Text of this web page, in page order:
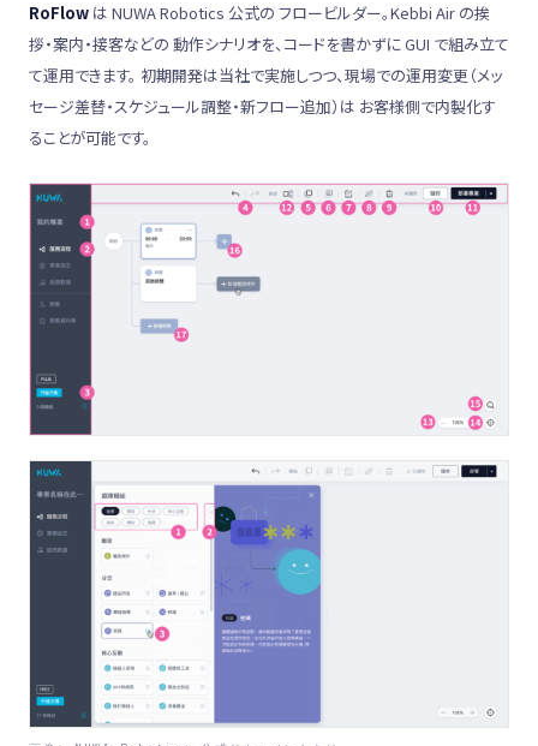
RoFlow は NUWA Robotics 公式の フロービルダー。Kebbi Air の挨
拶・案内・接客などの 動作シナリオを、コードを書かずに GUI で組み立て
て運用できます。 初期開発は当社で実施しつつ、現場での運用変更（メッ
セージ差替・スケジュール調整・新フロー追加）は お客様側で内製化す
ることが可能です。